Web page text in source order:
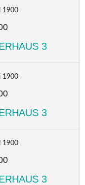
1900
3
1900
3
1900
3